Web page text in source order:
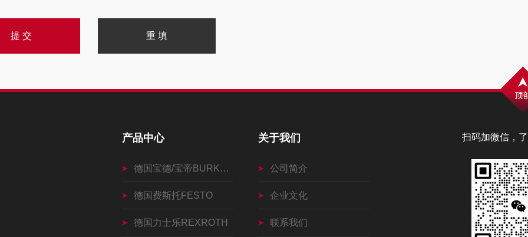
扫码加微信，
产品中心
德国宝德/宝帝BURKERT
德国费斯托FESTO
德国力士乐REXROTH
关于我们
公司简介
企业文化
联系我们